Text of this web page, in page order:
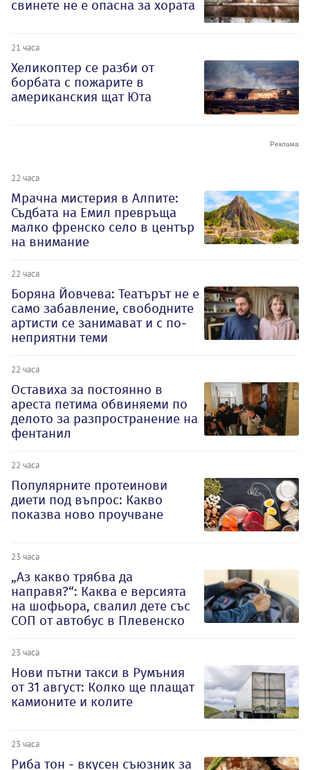
свинете не е опасна за хората
21 часа
Хеликоптер се разби от
борбата с пожарите в
американския щат Юта
22 часа
Мрачна мистерия в Алпите:
Съдбата на Емил превръща
малко френско село в център
на внимание
22 часа
Боряна Йовчева: Театърът не е
само забавление, свободните
артисти се занимават и с по-
неприятни теми
22 часа
Оставиха за постоянно в
ареста петима обвиняеми по
делото за разпространение на
фентанил
22 часа
Популярните протеинови
диети под въпрос: Какво
показва ново проучване
23 часа
„Аз какво трябва да
направя?“: Каква е версията
на шофьора, свалил дете със
СОП от автобус в Плевенско
23 часа
Нови пътни такси в Румъния
от 31 август: Колко ще плащат
камионите и колите
23 часа
Риба тон - вкусен съюзник за